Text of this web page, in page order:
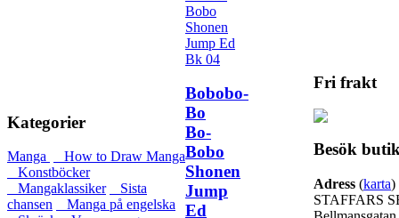
Kategorier
Manga
How to Draw Manga
Konstböcker
Mangaklassiker
Sista
chansen
Manga på engelska
Bobobo-
Bo
Bo-
Bobo
Shonen
Jump
Ed
Fri frakt
Besök
Adress (karta)
STAFFARS